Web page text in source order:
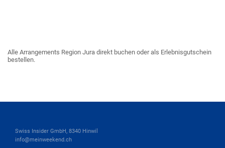
Alle Arrangements Region Jura direkt buchen oder als Erlebnisgutschein
bestellen.
Swiss Insider GmbH, 8340 Hinwil
info@meinweekend.ch